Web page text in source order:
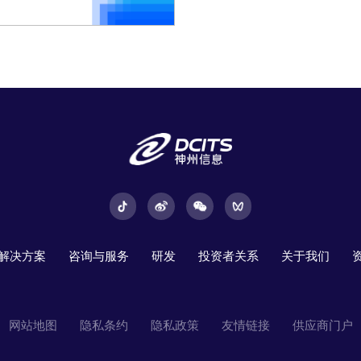
决方案 咨询与服务 研发 投资者关系 关于我们
网站地图 隐私条约 隐私政策 友情链接 供应商门户